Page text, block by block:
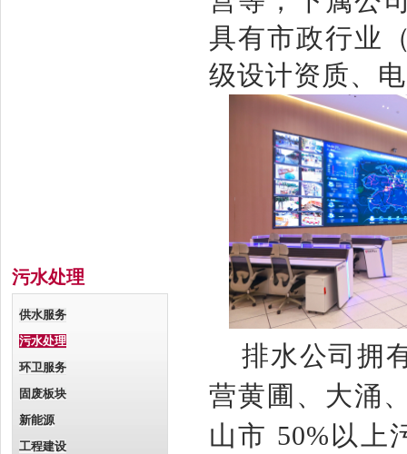
污水处理
供水服务
污水处理
环卫服务
固废板块
新能源
工程建设
具有市政行业
级设计资质、
排水公司拥
营黄圃、大涌
山市 50%以上